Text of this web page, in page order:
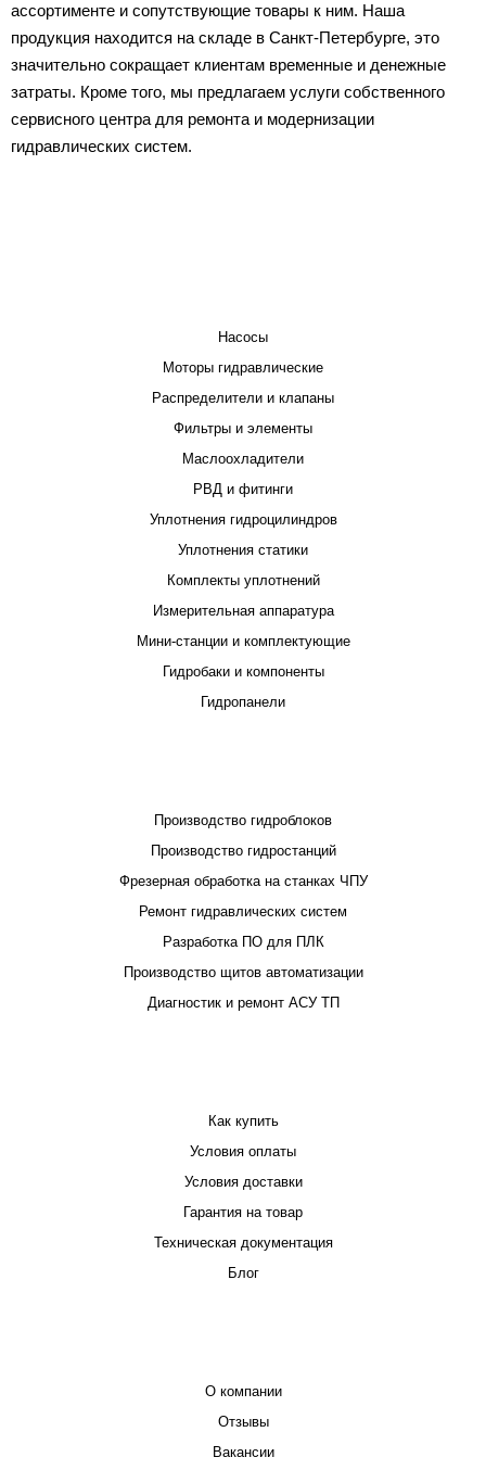
ассортименте и сопутствующие товары к ним. Наша
продукция находится на складе в Санкт-Петербурге, это
значительно сокращает клиентам временные и денежные
затраты. Кроме того, мы предлагаем услуги собственного
сервисного центра для ремонта и модернизации
гидравлических систем.
Насосы
Моторы гидравлические
Распределители и клапаны
Фильтры и элементы
Маслоохладители
РВД и фитинги
Уплотнения гидроцилиндров
Уплотнения статики
Комплекты уплотнений
Измерительная аппаратура
Мини-станции и комплектующие
Гидробаки и компоненты
Гидропанели
Производство гидроблоков
Производство гидростанций
Фрезерная обработка на станках ЧПУ
Ремонт гидравлических систем
Разработка ПО для ПЛК
Производство щитов автоматизации
Диагностик и ремонт АСУ ТП
Как купить
Условия оплаты
Условия доставки
Гарантия на товар
Техническая документация
Блог
О компании
Отзывы
Вакансии